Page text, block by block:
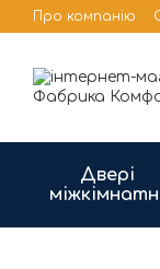
Перейти до
Про компанію
Бренди
Двері